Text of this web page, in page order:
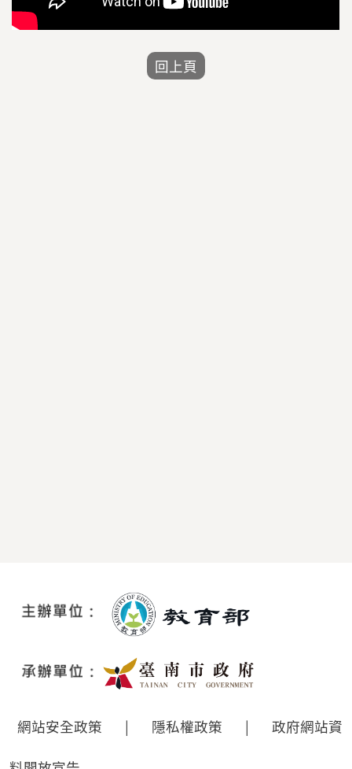
網站安全政策 | 隱私權政策 | 政府網站資